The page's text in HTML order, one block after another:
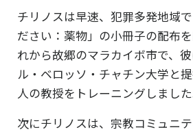
チリノスは早速、犯罪多発地域
ださい：薬物」の小冊子の配布
れから故郷のマラカイボ市で、
ル・ベロッソ・チャチン大学と
人の教授をトレーニングしました
次にチリノスは、宗教コミュニテ